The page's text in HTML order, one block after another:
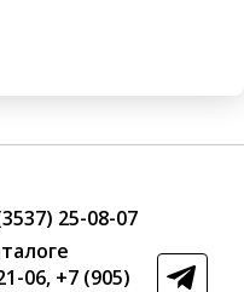
25-08-07
06, +7 (905)